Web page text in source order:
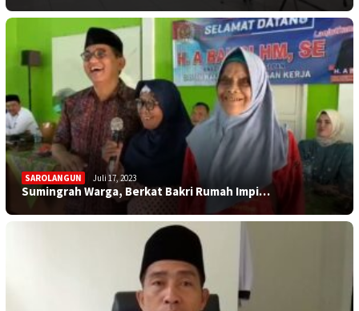
SAROLANGUN Juli 17, 2023
Sumingrah Warga, Berkat Bakri Rumah Impi…